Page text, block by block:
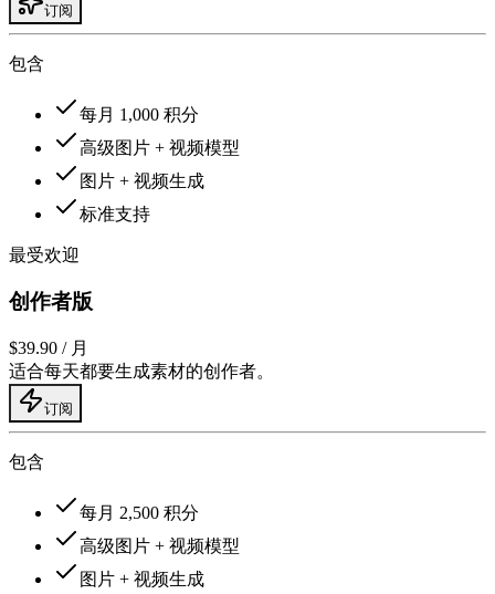
订阅
包含
每月 1,000 积分
高级图片 + 视频模型
图片 + 视频生成
标准支持
最受欢迎
创作者版
$39.90 / 月
适合每天都要生成素材的创作者。
订阅
包含
每月 2,500 积分
高级图片 + 视频模型
图片 + 视频生成